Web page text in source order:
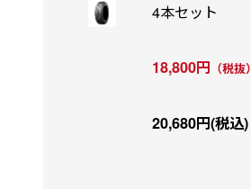
4本セット
18,800円 （税抜）
20,680円(税込)